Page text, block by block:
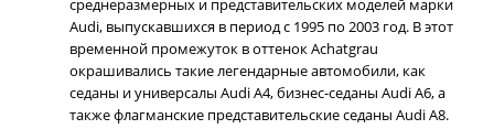
среднеразмерных и представительских моделей марки
Audi, выпускавшихся в период с 1995 по 2003 год. В этот
временной промежуток в оттенок Achatgrau
окрашивались такие легендарные автомобили, как
седаны и универсалы Audi A4, бизнес-седаны Audi A6, а
также флагманские представительские седаны Audi A8.